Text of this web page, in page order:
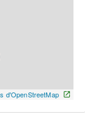
d'OpenStreetMap